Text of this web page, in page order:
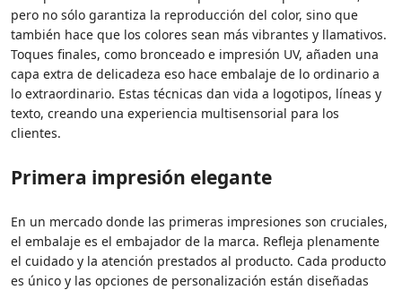
pero no sólo garantiza la reproducción del color, sino que
también hace que los colores sean más vibrantes y llamativos.
Toques finales, como bronceado e impresión UV, añaden una
capa extra de delicadeza eso hace embalaje de lo ordinario a
lo extraordinario. Estas técnicas dan vida a logotipos, líneas y
texto, creando una experiencia multisensorial para los
clientes.
Primera impresión elegante
En un mercado donde las primeras impresiones son cruciales,
el embalaje es el embajador de la marca. Refleja plenamente
el cuidado y la atención prestados al producto. Cada producto
es único y las opciones de personalización están diseñadas